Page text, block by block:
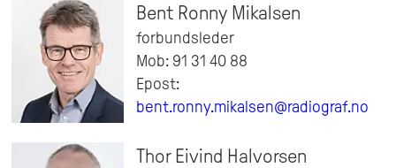
Bent Ronny Mikalsen
forbundsleder
Mob: 91 31 40 88
Epost:
bent.ronny.mikalsen@radiograf.no
Thor Eivind Halvorsen